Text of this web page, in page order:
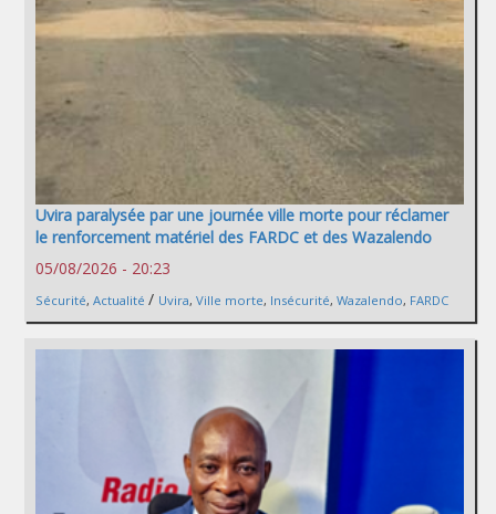
Uvira paralysée par une journée ville morte pour réclamer
le renforcement matériel des FARDC et des Wazalendo
05/08/2026 - 20:23
Sécurité, Actualité / Uvira, Ville morte, Insécurité, Wazalendo, FARDC